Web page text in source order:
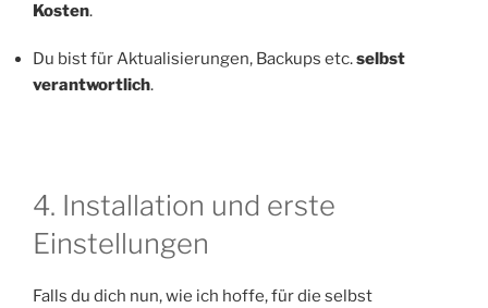
Kosten.
Du bist für Aktualisierungen, Backups etc.selbst
verantwortlich.
4. Installation und erste
Einstellungen
Falls du dich nun, wie ich hoffe, für die selbst